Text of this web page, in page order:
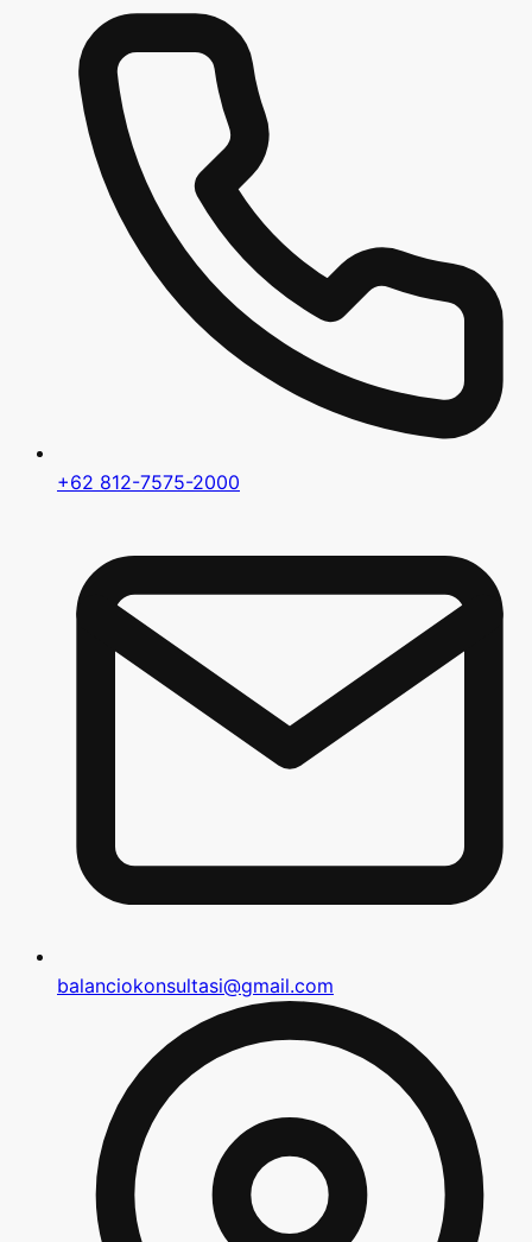
+62 812-7575-2000
balanciokonsultasi@gmail.com